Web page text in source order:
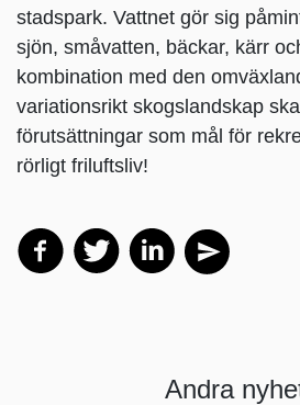
stadspark. Vattnet gör sig
sjön, småvatten, bäckar, kärr
kombination med den
variationsrikt skogslandskap
förutsättningar som mål för
rörligt friluftsliv!
Andra